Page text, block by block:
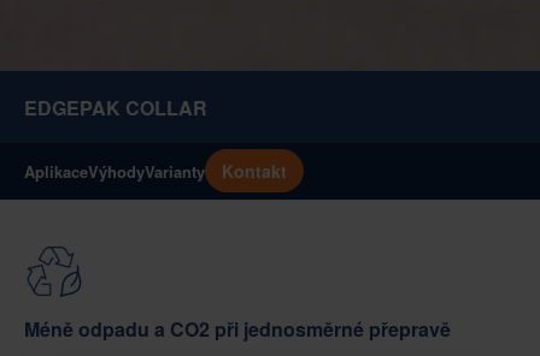
EDGEPAK COLLAR
AplikaceVýhodyVarianty Kontakt
Méně odpadu a CO2 při jednosměrné přepravě